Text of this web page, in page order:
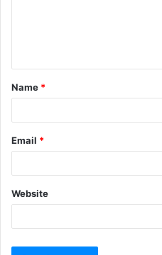
Name *
Email *
Website